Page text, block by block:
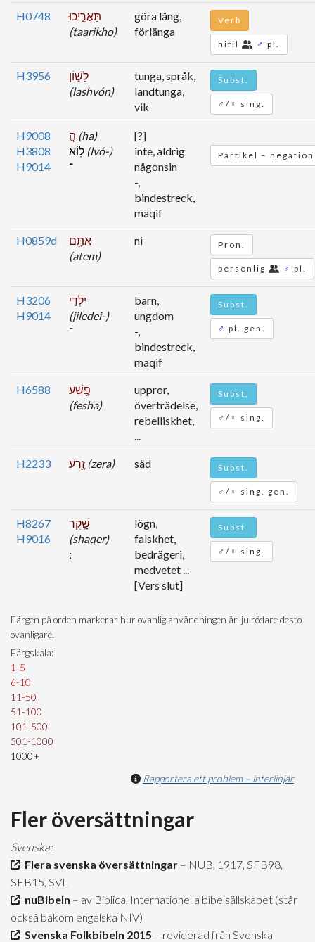
H0748
תַּאֲרִ֣יכוּ
(taarikho)
göra lång,
förlänga
Verb
hifil ♂ pl.
H3956
לָשׁ֑וֹן
(lashvón)
tunga, språk,
landtunga,
vik
Subst.
♂/♀ sing.
H9008
H3808
H9014
(ha)
(lvó-)
־
[?]
inte, aldrig
någonsin
-,
bindestreck,
maqif
Partikel – negation
H0859d
אַתֶּ֥ם
(atem)
ni Pron.
personlig ♂ pl.
H3206
H9014
יִלְדֵי
(jiledei-)
־
barn,
ungdom
-,
bindestreck,
maqif
Subst.
♂ pl. gen.
H6588
פֶ֖שַׁע
(fesha)
uppror,
överträdelse,
rebelliskhet,
...
Subst.
♂/♀ sing.
H2233 (zera) säd Subst.
♂/♀ sing. gen.
H8267
H9016
שָֽׁקֶר
(shaqer)
lögn,
falskhet,
bedrägeri,
medvetet ...
[Vers slut]
Subst.
♂/♀ sing.
Färgen på orden markerar hur ovanlig användningen är, ju rödare desto
ovanligare.
Färgskala:
1-5
6-10
11-50
51-100
101-500
501-1000
1000+
Rapportera ett problem – interlinjär
Fler översättningar
Svenska:
Flera svenska översättningar – NUB, 1917, SFB98,
SFB15, SVL
nuBibeln – av Biblica, Internationella bibelsällskapet (står
också bakom engelska NIV)
Svenska Folkbibeln 2015 – reviderad från Svenska